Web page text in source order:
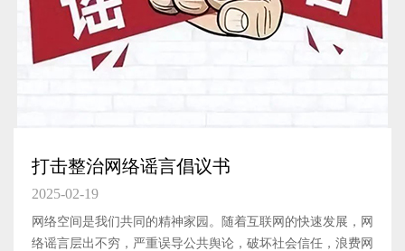
打击整治网络谣言倡议书
2025-02-19
网络空间是我们共同的精神家园。随着互联网的快速发展，网
络谣言层出不穷，严重误导公共舆论，破坏社会信任，浪费网